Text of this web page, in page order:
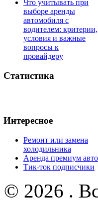
Что учитывать при
выборе аренды
автомобиля с
водителем: критерии,
условия и важные
вопросы к
провайдеру
Статистика
Интересное
Ремонт или замена
холодильника
Аренда премиум авто
Тик-ток подписчики
© 2026 .